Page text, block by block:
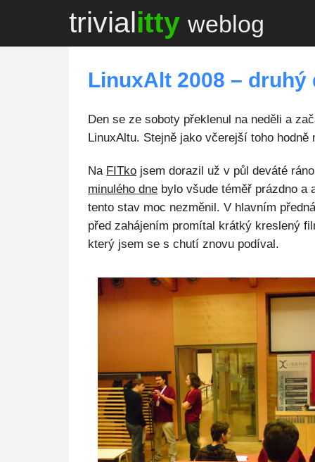
trivialitty weblog
LinuxAlt 2008 – druhý
Den se ze soboty překlenul na neděli a
LinuxAltu. Stejně jako včerejší toho hodně
Na FITko jsem dorazil už v půl deváté
minulého dne bylo všude téměř prázdno a
tento stav moc nezměnil. V hlavním
před zahájením promítal krátký kreslený
který jsem se s chutí znovu podíval.